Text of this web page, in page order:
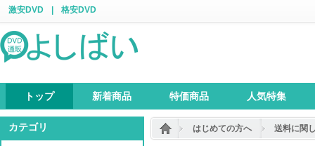
激安DVD 格安DVD
トップ 新着商品 特価商品 人気特集
カテゴリ はじめての方へ 送料に関